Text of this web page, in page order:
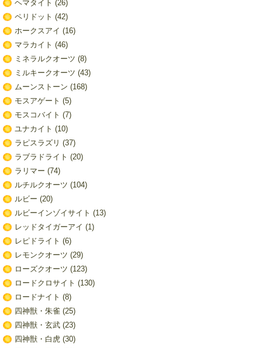
ヘマタイト (26)
ペリドット (42)
ホークスアイ (16)
マラカイト (46)
ミネラルクオーツ (8)
ミルキークオーツ (43)
ムーンストーン (168)
モスアゲート (5)
モスコバイト (7)
ユナカイト (10)
ラピスラズリ (37)
ラブラドライト (20)
ラリマー (74)
ルチルクオーツ (104)
ルビー (20)
ルビーインゾイサイト (13)
レッドタイガーアイ (1)
レピドライト (6)
レモンクオーツ (29)
ローズクオーツ (123)
ロードクロサイト (130)
ロードナイト (8)
四神獣・朱雀 (25)
四神獣・玄武(23)
四神獣・白虎(30)